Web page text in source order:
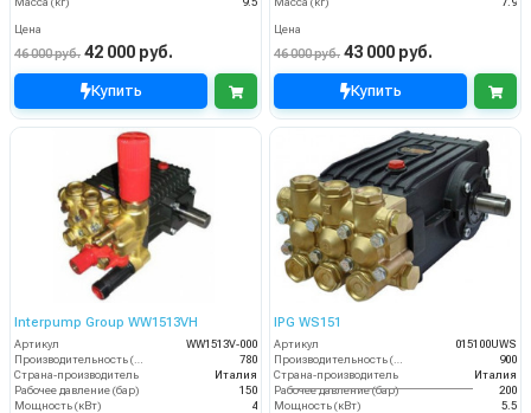
Масса (кг)
9.5
Цена
46 000 руб. 42 000 руб.
Купить
Масса (кг)
7.9
Цена
46 000 руб. 43 000 руб.
Купить
Interpump Group WW1513VH
Артикул
WW1513V-000
780
Страна-производитель
Италия
Рабочее давление (бар)
150
Мощность (кВт)
4
IPG WS151
Артикул
015100UWS
900
Страна-производитель
Италия
Рабочее давление (бар)
200
Мощность (кВт)
5.5